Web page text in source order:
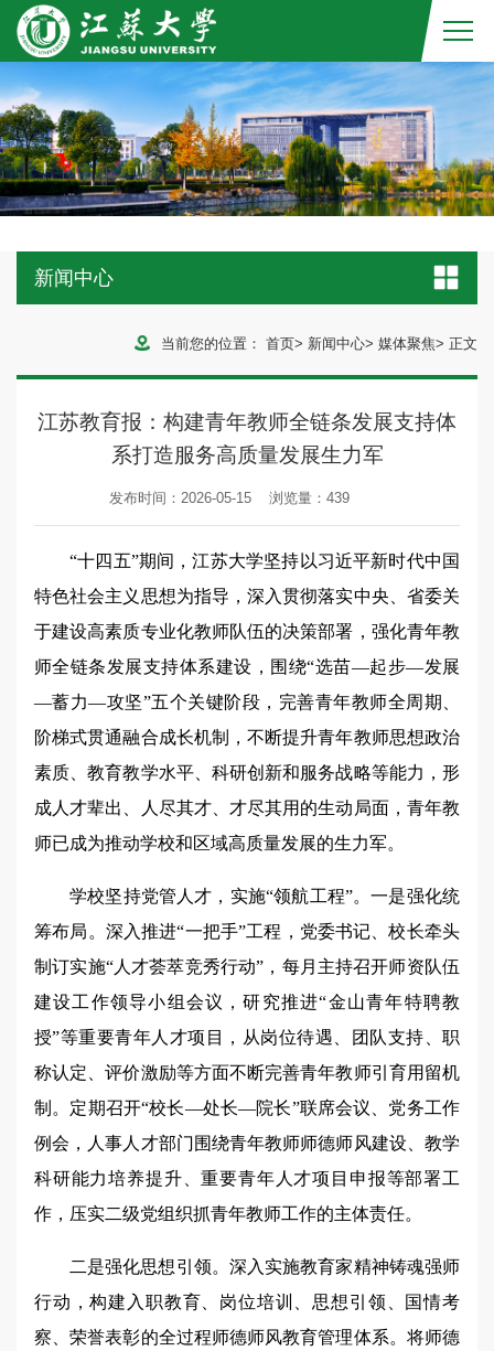
新闻中心
当前您的位置： 首页> 新闻中心> 媒体聚焦> 正文
江苏教育报：构建青年教师全链条发展支持体
系打造服务高质量发展生力军
发布时间：2026-05-15 浏览量： 439
“十四五”期间，江苏大学坚持以习近平新时代中国
特色社会主义思想为指导，深入贯彻落实中央、省委关
于建设高素质专业化教师队伍的决策部署，强化青年教
师全链条发展支持体系建设，围绕“选苗—起步—发展
—蓄力—攻坚”五个关键阶段，完善青年教师全周期、
阶梯式贯通融合成长机制，不断提升青年教师思想政治
素质、教育教学水平、科研创新和服务战略等能力，形
成人才辈出、人尽其才、才尽其用的生动局面，青年教
师已成为推动学校和区域高质量发展的生力军。
学校坚持党管人才，实施“领航工程”。一是强化统
筹布局。深入推进“一把手”工程，党委书记、校长牵头
制订实施“人才荟萃竞秀行动”，每月主持召开师资队伍
建设工作领导小组会议，研究推进“金山青年特聘教
授”等重要青年人才项目，从岗位待遇、团队支持、职
称认定、评价激励等方面不断完善青年教师引育用留机
制。定期召开“校长—处长—院长”联席会议、党务工作
例会，人事人才部门围绕青年教师师德师风建设、教学
科研能力培养提升、重要青年人才项目申报等部署工
作，压实二级党组织抓青年教师工作的主体责任。
二是强化思想引领。深入实施教育家精神铸魂强师
行动，构建入职教育、岗位培训、思想引领、国情考
察、荣誉表彰的全过程师德师风教育管理体系。将师德